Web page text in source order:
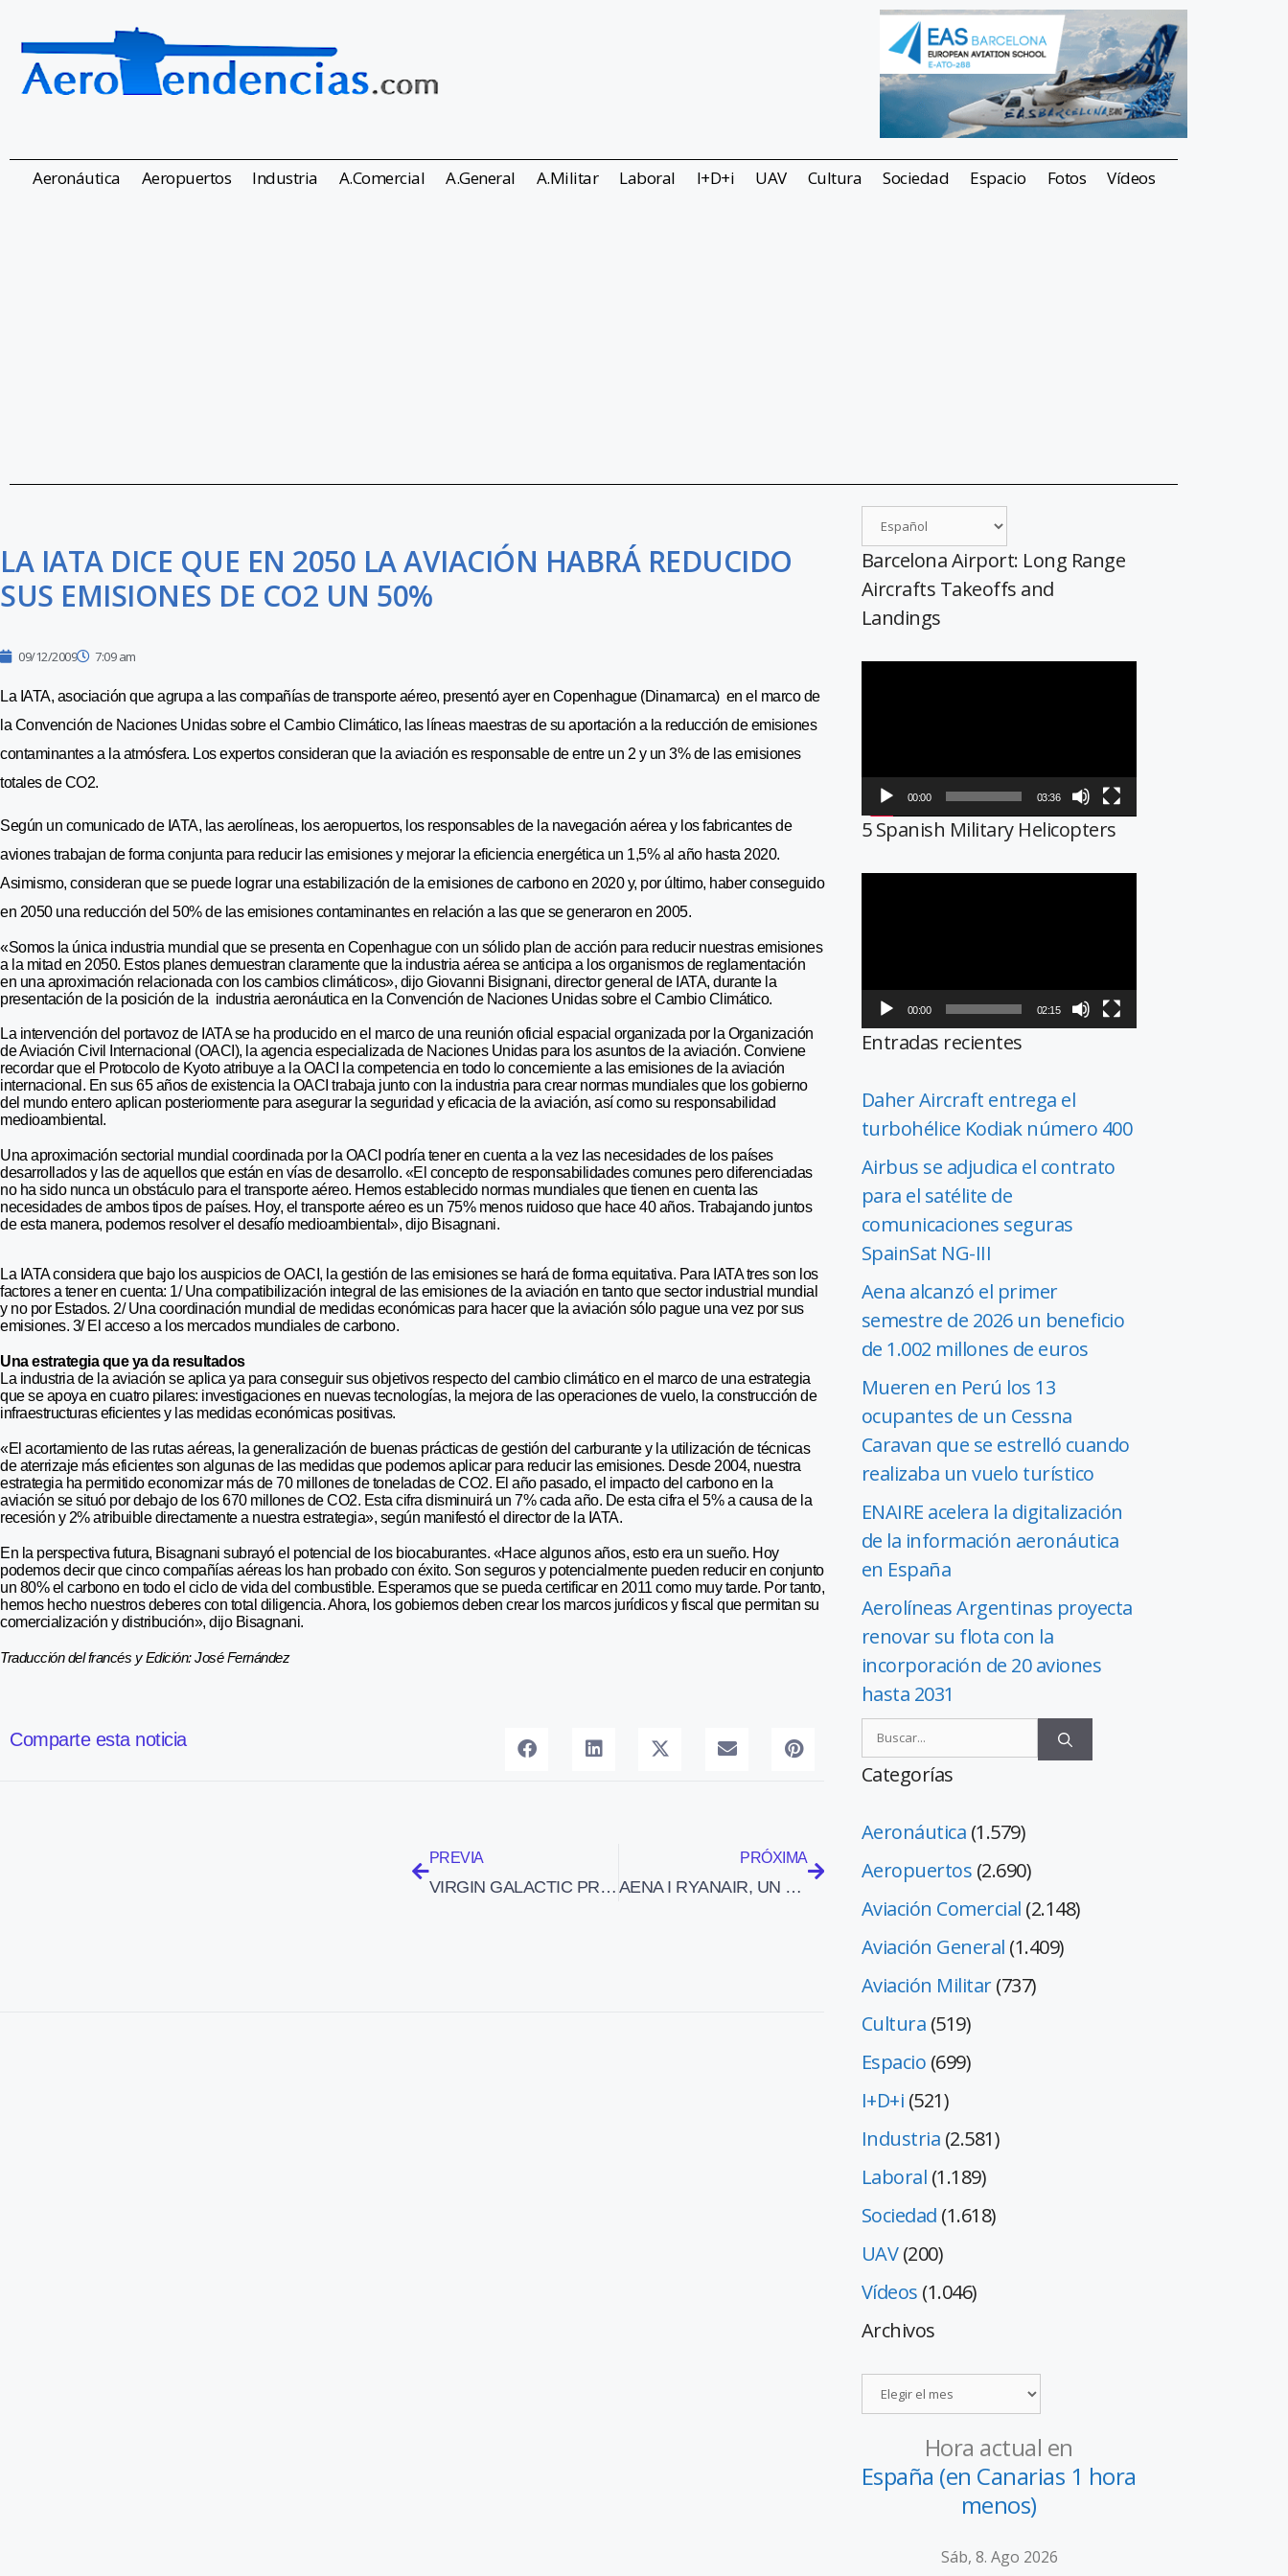
Aeronáutica Aeropuertos Industria A.Comercial A.General A.Militar Laboral I+D+i UAV Cultura Sociedad Espacio Fotos Vídeos
LA IATA DICE QUE EN 2050 LA AVIACIÓN HABRÁ REDUCIDO
SUS EMISIONES DE CO2 UN 50%
09/12/2009 7:09 am
La IATA, asociación que agrupa a las compañías de transporte aéreo, presentó ayer en Copenhague (Dinamarca) en el marco de
la Convención de Naciones Unidas sobre el Cambio Climático, las líneas maestras de su aportación a la reducción de emisiones
contaminantes a la atmósfera. Los expertos consideran que la aviación es responsable de entre un 2 y un 3% de las emisiones
totales de CO2.
Según un comunicado de IATA, las aerolíneas, los aeropuertos, los responsables de la navegación aérea y los fabricantes de
aviones trabajan de forma conjunta para reducir las emisiones y mejorar la eficiencia energética un 1,5% al año hasta 2020.
Asimismo, consideran que se puede lograr una estabilización de la emisiones de carbono en 2020 y, por último, haber conseguido
en 2050 una reducción del 50% de las emisiones contaminantes en relación a las que se generaron en 2005.
«Somos la única industria mundial que se presenta en Copenhague con un sólido plan de acción para reducir nuestras emisiones
a la mitad en 2050. Estos planes demuestran claramente que la industria aérea se anticipa a los organismos de reglamentación
en una aproximación relacionada con los cambios climáticos», dijo Giovanni Bisignani, director general de IATA, durante la
presentación de la posición de la industria aeronáutica en la Convención de Naciones Unidas sobre el Cambio Climático.
La intervención del portavoz de IATA se ha producido en el marco de una reunión oficial espacial organizada por la Organización
de Aviación Civil Internacional (OACI), la agencia especializada de Naciones Unidas para los asuntos de la aviación. Conviene
recordar que el Protocolo de Kyoto atribuye a la OACI la competencia en todo lo concerniente a las emisiones de la aviación
internacional. En sus 65 años de existencia la OACI trabaja junto con la industria para crear normas mundiales que los gobierno
del mundo entero aplican posteriormente para asegurar la seguridad y eficacia de la aviación, así como su responsabilidad
medioambiental.
Una aproximación sectorial mundial coordinada por la OACI podría tener en cuenta a la vez las necesidades de los países
desarrollados y las de aquellos que están en vías de desarrollo. «El concepto de responsabilidades comunes pero diferenciadas
no ha sido nunca un obstáculo para el transporte aéreo. Hemos establecido normas mundiales que tienen en cuenta las
necesidades de ambos tipos de países. Hoy, el transporte aéreo es un 75% menos ruidoso que hace 40 años. Trabajando juntos
de esta manera, podemos resolver el desafío medioambiental», dijo Bisagnani.
La IATA considera que bajo los auspicios de OACI, la gestión de las emisiones se hará de forma equitativa. Para IATA tres son los
factores a tener en cuenta: 1/ Una compatibilización integral de las emisiones de la aviación en tanto que sector industrial mundial
y no por Estados. 2/ Una coordinación mundial de medidas económicas para hacer que la aviación sólo pague una vez por sus
emisiones. 3/ El acceso a los mercados mundiales de carbono.
Una estrategia que ya da resultados
La industria de la aviación se aplica ya para conseguir sus objetivos respecto del cambio climático en el marco de una estrategia
que se apoya en cuatro pilares: investigaciones en nuevas tecnologías, la mejora de las operaciones de vuelo, la construcción de
infraestructuras eficientes y las medidas económicas positivas.
«El acortamiento de las rutas aéreas, la generalización de buenas prácticas de gestión del carburante y la utilización de técnicas
de aterrizaje más eficientes son algunas de las medidas que podemos aplicar para reducir las emisiones. Desde 2004, nuestra
estrategia ha permitido economizar más de 70 millones de toneladas de CO2. El año pasado, el impacto del carbono en la
aviación se situó por debajo de los 670 millones de CO2. Esta cifra disminuirá un 7% cada año. De esta cifra el 5% a causa de la
recesión y 2% atribuible directamente a nuestra estrategia», según manifestó el director de la IATA.
En la perspectiva futura, Bisagnani subrayó el potencial de los biocaburantes. «Hace algunos años, esto era un sueño. Hoy
podemos decir que cinco compañías aéreas los han probado con éxito. Son seguros y potencialmente pueden reducir en conjunto
un 80% el carbono en todo el ciclo de vida del combustible. Esperamos que se pueda certificar en 2011 como muy tarde. Por tanto,
hemos hecho nuestros deberes con total diligencia. Ahora, los gobiernos deben crear los marcos jurídicos y fiscal que permitan su
comercialización y distribución», dijo Bisagnani.
Traducción del francés y Edición: José Fernández
Comparte esta noticia
PREVIA
VIRGIN GALACTIC PRESENTA LA NAVE ESPACIAL SPACESHIPTWO
PRÓXIMA
AENA I RYANAIR, UN MATRIMONI D’INTERÉS PER OMPLIR LA T-2
Barcelona Airport: Long Range
Aircrafts Takeoffs and
Landings
00:00 03:36
5 Spanish Military Helicopters
00:00 02:15
Entradas recientes
Daher Aircraft entrega el
turbohélice Kodiak número 400
Airbus se adjudica el contrato
para el satélite de
comunicaciones seguras
SpainSat NG-III
Aena alcanzó el primer
semestre de 2026 un beneficio
de 1.002 millones de euros
Mueren en Perú los 13
ocupantes de un Cessna
Caravan que se estrelló cuando
realizaba un vuelo turístico
ENAIRE acelera la digitalización
de la información aeronáutica
en España
Aerolíneas Argentinas proyecta
renovar su flota con la
incorporación de 20 aviones
hasta 2031
Categorías
Aeronáutica (1.579)
Aeropuertos (2.690)
Aviación Comercial (2.148)
Aviación General (1.409)
Aviación Militar(737)
Cultura (519)
Espacio (699)
I+D+i (521)
Industria (2.581)
Laboral (1.189)
Sociedad (1.618)
UAV(200)
Vídeos (1.046)
Archivos
Hora actual en
España (en Canarias 1 hora
menos)